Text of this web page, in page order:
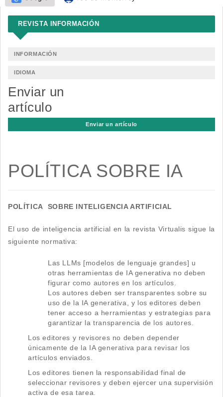
REVISTA INFORMACIÓN
INFORMACIÓN
IDIOMA
Enviar un
artículo
Enviar un artículo
POLÍTICA SOBRE IA
POLÍTICA SOBRE INTELIGENCIA ARTIFICIAL
El uso de inteligencia artificial en la revista Virtualis sigue la
siguiente normativa:
Las LLMs [modelos de lenguaje grandes] u
otras herramientas de IA generativa no deben
figurar como autores en los artículos.
Los autores deben ser transparentes sobre su
uso de la IA generativa, y los editores deben
tener acceso a herramientas y estrategias para
garantizar la transparencia de los autores.
Los editores y revisores no deben depender
únicamente de la IA generativa para revisar los
artículos enviados.
Los editores tienen la responsabilidad final de
seleccionar revisores y deben ejercer una supervisión
activa de esa tarea.